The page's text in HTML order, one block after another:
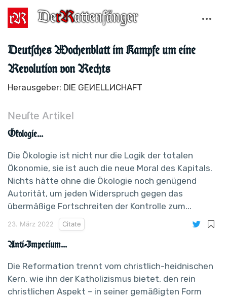
Deutſches Wochenblatt im Kampfe um eine
Revolution von Rechts
Herausgeber: DIE GEИELLИCHAFT
Neuſte Artikel
Ökologie...
Die Ökologie ist nicht nur die Logik der totalen
Ökonomie, sie ist auch die neue Moral des Kapitals.
Nichts hätte ohne die Ökologie noch genügend
Autorität, um jeden Widerspruch gegen das
übermäßige Fortschreiten der Kontrolle zum...
23. März 2022 Citate
Anti-Imperium...
Die Reformation trennt vom christlich-heidnischen
Kern, wie ihn der Katholizismus bietet, den rein
christlichen Aspekt – in seiner gemäßigten Form